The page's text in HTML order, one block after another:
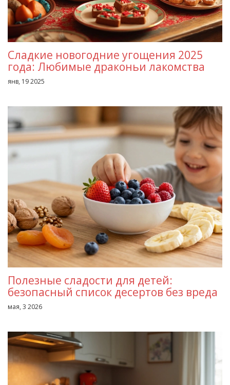
Сладкие новогодние угощения 2025
года: Любимые драконьи лакомства
янв, 19 2025
Полезные сладости для детей:
безопасный список десертов без вреда
мая, 3 2026